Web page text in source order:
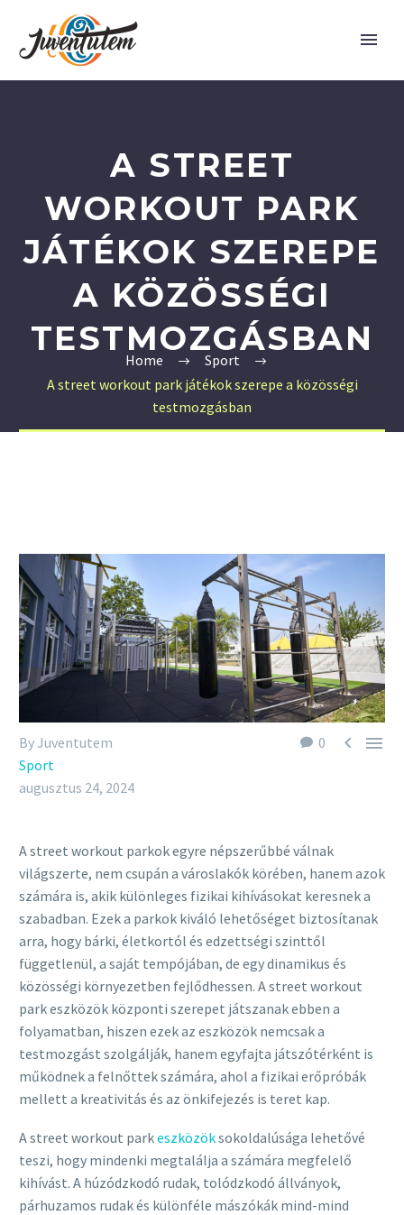
A STREET
WORKOUT PARK
JÁTÉKOK SZEREPE
A KÖZÖSSÉGI
TESTMOZGÁSBAN
Home
Sport
A street workout park játékok szerepe a közösségi
testmozgásban
0  
By Juventutem
Sport
augusztus 24, 2024
A street workout parkok egyre népszerűbbé válnak
világszerte, nem csupán a városlakók körében, hanem azok
számára is, akik különleges fizikai kihívásokat keresnek a
szabadban. Ezek a parkok kiváló lehetőséget biztosítanak
arra, hogy bárki, életkortól és edzettségi szinttől
függetlenül, a saját tempójában, de egy dinamikus és
közösségi környezetben fejlődhessen. A street workout
park eszközök központi szerepet játszanak ebben a
folyamatban, hiszen ezek az eszközök nemcsak a
testmozgást szolgálják, hanem egyfajta játszótérként is
működnek a felnőttek számára, ahol a fizikai erőpróbák
mellett a kreativitás és az önkifejezés is teret kap.
A street workout parkeszközöksokoldalúsága lehetővé
teszi, hogy mindenki megtalálja a számára megfelelő
kihívást. A húzódzkodó rudak, tolódzkodó állványok,
párhuzamos rudak és különféle mászókák mind-mind